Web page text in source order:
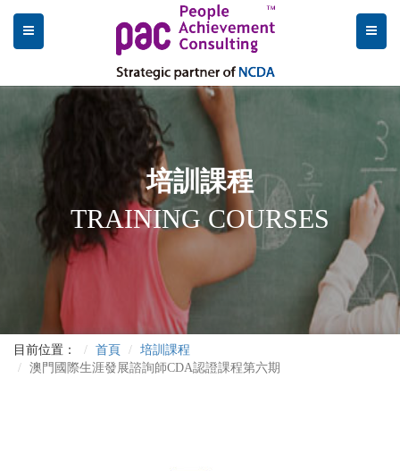
培訓課程
TRAINING COURSES
目前位置： 首頁
培訓課程
澳門國際生涯發展諮詢師CDA認證課程第六期